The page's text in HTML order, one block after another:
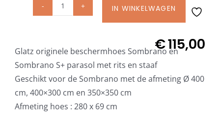
Glatz Vita Collectie
Glatz stofstalen collectie Sampleboeken
Umbrosa en Paraflex parasoldoeken
Glatz
met
rits
en
staaf
voor
IN WINKELWAGEN
€115,00
Glatz originele beschermhoes Sombrano en
Sombrano S+ parasol met rits en staaf
Geschikt voor de Sombrano met de afmeting Ø 400
cm, 400×300 cm en 350×350 cm
Afmeting hoes : 280 x 69 cm